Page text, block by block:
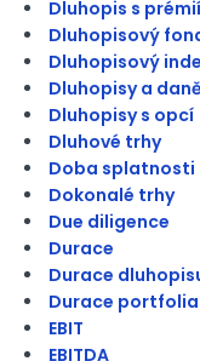
Dluhopis s prémií
Dluhopisový
Dluhopisový
Dluhopisy a
Dluhopisy s opcí
Dluhové trhy
Doba splatnosti
Dokonalé trhy
Due diligence
Durace
Durace
Durace portfolia
EBIT
EBITDA